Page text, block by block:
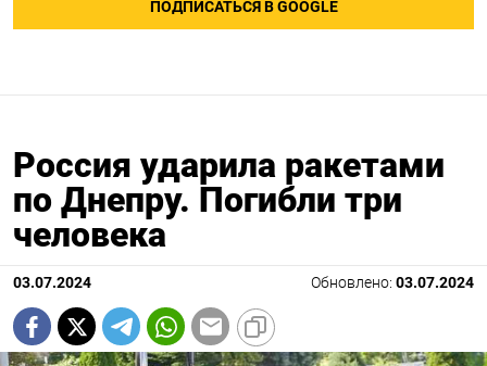
ПОДПИСАТЬСЯ В GOOGLE
Россия ударила ракетами
по Днепру. Погибли три
человека
03.07.2024 Обновлено: 03.07.2024